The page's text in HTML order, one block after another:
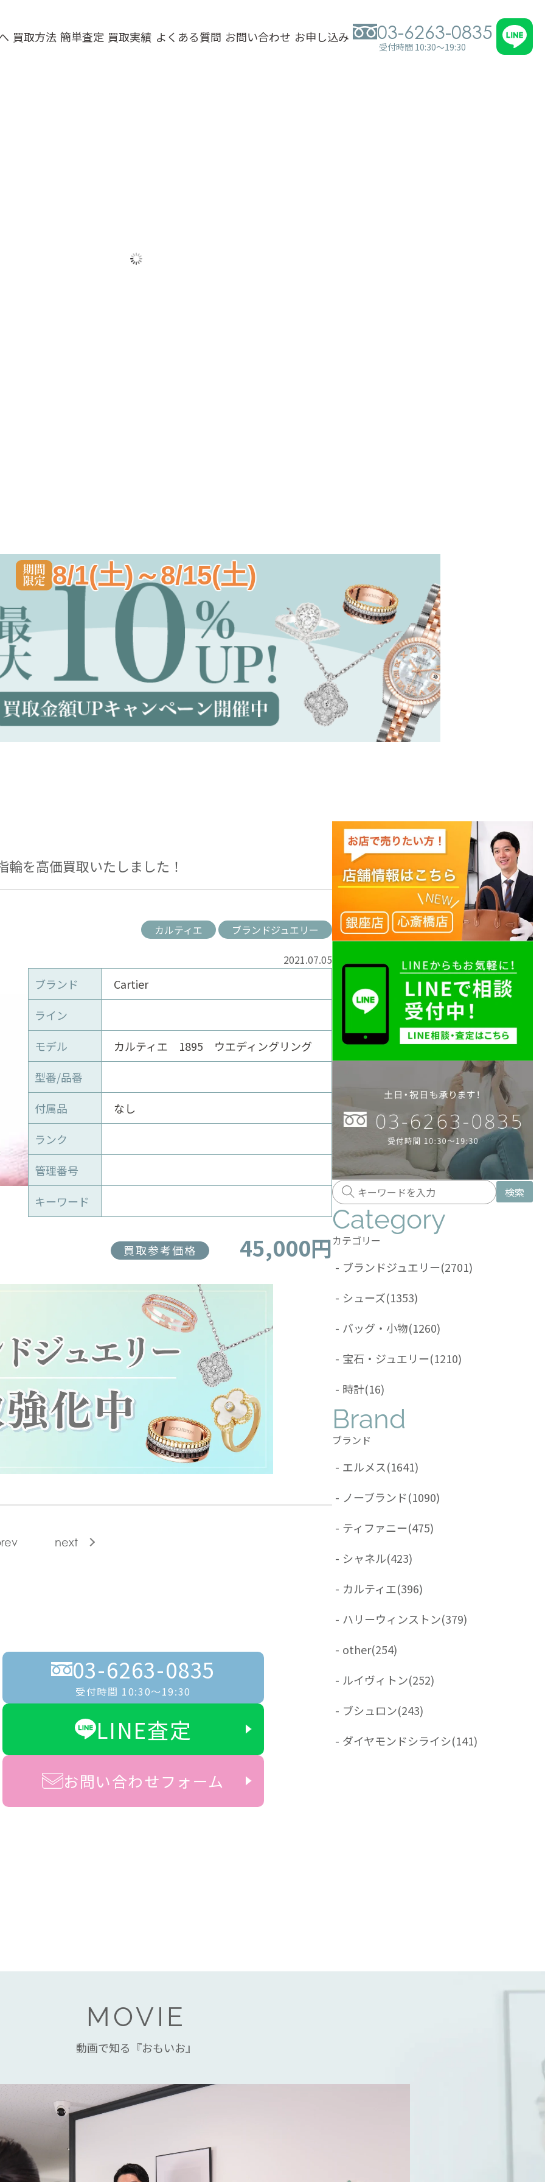
買取方法 簡単査定 買取実績 よくある質問 お問い合わせ お申し込み 03-6263-0835
受付時間 10:30～19:30
8/1(土)～8/15(土)
輪を高価買取いたしました！
カルティエ ブランドジュエリー
2021.07.05
ブランド
Cartier
ライン
モデル
カルティエ 1895 ウエディングリング
型番/品番
付属品
なし
ランク
管理番号
キーワード
買取参考価格 45,000円
next
03-6263-0835
受付時間 10:30〜19:30
LINE査定
お問い合わせフォーム
検索
Category
カテゴリー
- ブランドジュエリー(2701)
- シューズ(1353)
- バッグ・小物(1260)
- 宝石・ジュエリー(1210)
- 時計(16)
Brand
ブランド
- エルメス(1641)
- ノーブランド(1090)
- ティファニー(475)
- シャネル(423)
- カルティエ(396)
- ハリーウィンストン(379)
- other(254)
- ルイヴィトン(252)
- ブシュロン(243)
- ダイヤモンドシライシ(141)
MOVIE
動画で知る『おもいお』